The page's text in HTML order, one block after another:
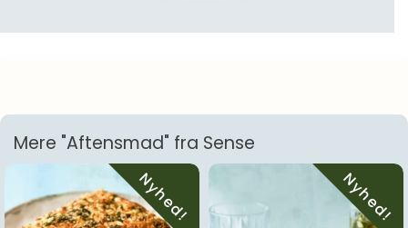
Mere "Aftensmad" fra Sense
Nyhed! Nyhed!